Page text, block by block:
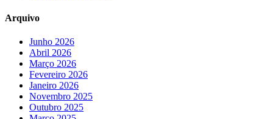
Arquivo
Junho 2026
Abril 2026
Março 2026
Fevereiro 2026
Janeiro 2026
Novembro 2025
Outubro 2025